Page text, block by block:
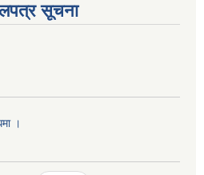
सूचना
।